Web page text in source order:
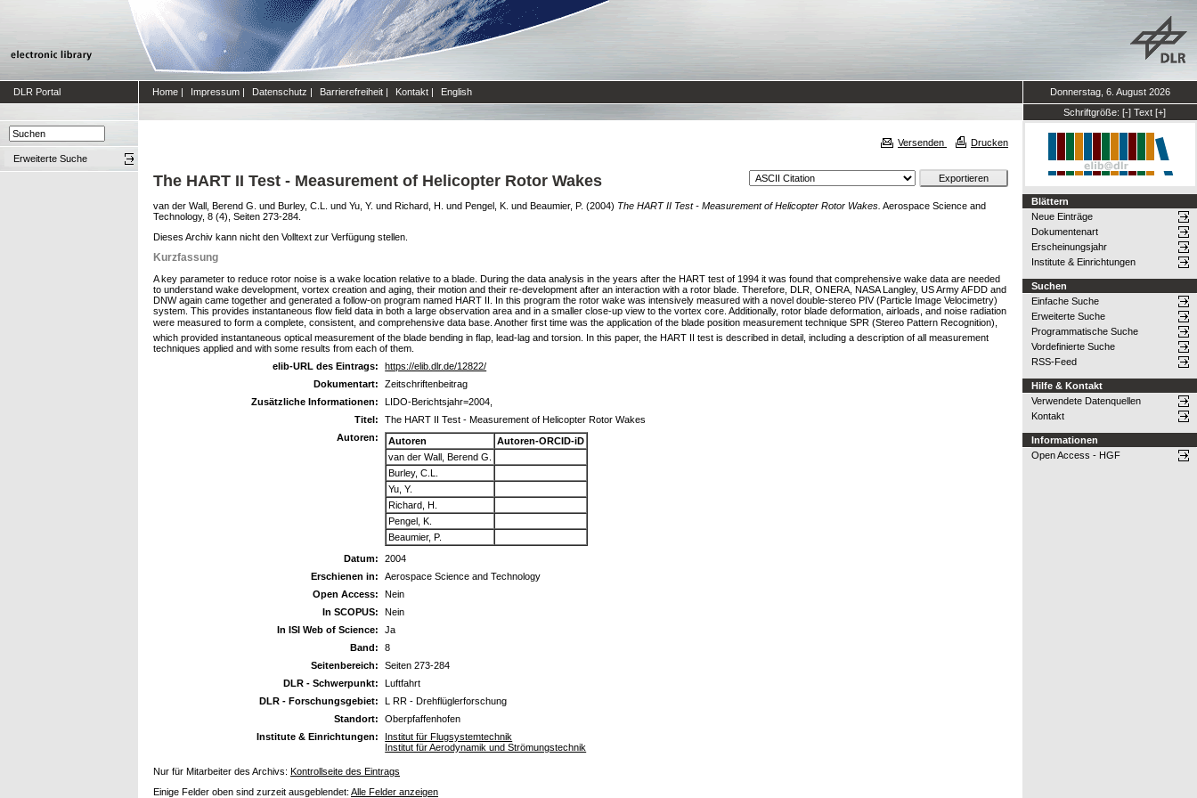
DLR Portal Home | Impressum | Datenschutz | Barrierefreiheit | Kontakt | English
Donnerstag, 6. August 2026
Schriftgröße: [-] Text [+]
Erweiterte Suche
Versenden Drucken
The HART II Test - Measurement of Helicopter Rotor Wakes
van der Wall, Berend G. und Burley, C.L. und Yu, Y. und Richard, H. und Pengel, K. und Beaumier, P. (2004) The HART II Test - Measurement of Helicopter Rotor Wakes. Aerospace Science and
Technology, 8 (4), Seiten 273-284.
Dieses Archiv kann nicht den Volltext zur Verfügung stellen.
Kurzfassung
A key parameter to reduce rotor noise is a wake location relative to a blade. During the data analysis in the years after the HART test of 1994 it was found that comprehensive wake data are needed
to understand wake development, vortex creation and aging, their motion and their re-development after an interaction with a rotor blade. Therefore, DLR, ONERA, NASA Langley, US Army AFDD and
DNW again came together and generated a follow-on program named HART II. In this program the rotor wake was intensively measured with a novel double-stereo PIV (Particle Image Velocimetry)
system. This provides instantaneous flow field data in both a large observation area and in a smaller close-up view to the vortex core. Additionally, rotor blade deformation, airloads, and noise radiation
were measured to form a complete, consistent, and comprehensive data base. Another first time was the application of the blade position measurement technique SPR (Stereo Pattern Recognition),
which provided instantaneous optical measurement of the blade bending in flap, lead-lag and torsion. In this paper, the HART II test is described in detail, including a description of all measurement
techniques applied and with some results from each of them.
elib-URL des Eintrags:
https://elib.dlr.de/12822/
Dokumentart:
Zeitschriftenbeitrag
Zusätzliche Informationen:
LIDO-Berichtsjahr=2004,
Titel:
The HART II Test - Measurement of Helicopter Rotor Wakes
Autoren:
Autoren
Autoren-ORCID-iD
van der Wall, Berend G.
Burley, C.L.
Yu, Y.
Richard, H.
Pengel, K.
Beaumier, P.
Datum:
2004
Erschienen in:
Aerospace Science and Technology
Open Access:
Nein
In SCOPUS:
Nein
In ISI Web of Science:
Ja
Band:
8
Seitenbereich:
Seiten 273-284
DLR - Schwerpunkt:
Luftfahrt
DLR - Forschungsgebiet:
L RR - Drehflüglerforschung
Standort:
Oberpfaffenhofen
Institute & Einrichtungen:
Institut für Flugsystemtechnik
Institut für Aerodynamik und Strömungstechnik
Nur für Mitarbeiter des Archivs: Kontrollseite des Eintrags
Einige Felder oben sind zurzeit ausgeblendet: Alle Felder anzeigen
Blättern
Neue Einträge
Dokumentenart
Erscheinungsjahr
Institute & Einrichtungen
Suchen
Einfache Suche
Erweiterte Suche
Programmatische Suche
Vordefinierte Suche
RSS-Feed
Hilfe & Kontakt
Verwendete Datenquellen
Kontakt
Informationen
Open Access - HGF